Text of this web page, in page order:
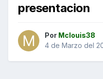
presentacion
Por Mclouis38
4 de Marzo del